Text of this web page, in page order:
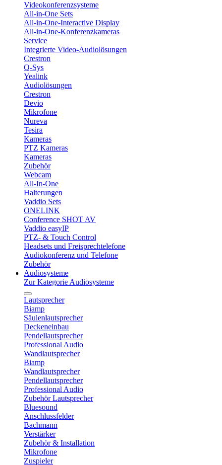
Videokonferenzsysteme
All-in-One Sets
All-in-One-Interactive Display
All-in-One-Konferenzkameras
Service
Integrierte Video-Audiolösungen
Crestron
Q-Sys
Yealink
Audiolösungen
Crestron
Devio
Mikrofone
Nureva
Tesira
Kameras
PTZ Kameras
Kameras
Zubehör
Webcam
All-In-One
Halterungen
Vaddio Sets
ONELINK
Conference SHOT AV
Vaddio easyIP
PTZ- & Touch Control
Headsets und Freisprechtelefone
Audiokonferenz und Telefone
Zubehör
Audiosysteme
Zur Kategorie Audiosysteme
Lautsprecher
Biamp
Säulenlautsprecher
Deckeneinbau
Pendellautsprecher
Professional Audio
Wandlautsprecher
Biamp
Wandlautsprecher
Pendellautsprecher
Professional Audio
Zubehör Lautsprecher
Bluesound
Anschlussfelder
Bachmann
Verstärker
Zubehör & Installation
Mikrofone
Zuspieler